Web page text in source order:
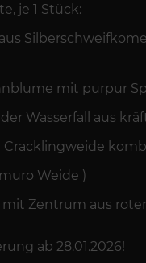
je 1 Stück:
mit purpur
Wasserfall aus
Cracklingweide
Weide )
Zentrum aus
ab 28.01.2026!